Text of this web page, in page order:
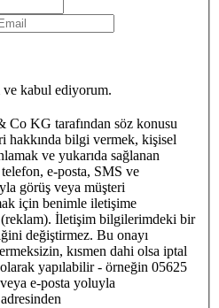
kabul ediyorum.
KG tarafından söz konusu
hakkında bilgi vermek, kişisel
ve yukarıda sağlanan
e-posta, SMS ve
görüş veya müşteri
için benimle iletişime
İletişim bilgilerimdeki bir
değiştirmez. Bu onayı
kısmen dahi olsa iptal
yapılabilir - örneğin 05625
e-posta yoluyla